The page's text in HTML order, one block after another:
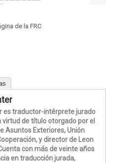
de la FRC
es traductor-intérprete jurado
virtud de título otorgado por el
Asuntos Exteriores, Unión
y director de Leon
con más de veinte años
en traducción jurada,